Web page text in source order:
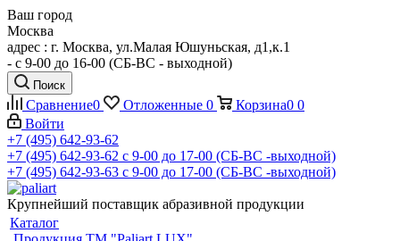
Ваш город
Москва
адрес : г. Москва, ул.Малая Юшуньская, д1,к.1
- c 9-00 до 16-00 (СБ-ВС - выходной)
Поиск
Сравнение0 Отложенные 0 Корзина0 0
Войти
+7 (495) 642-93-62
+7 (495) 642-93-62 c 9-00 до 17-00 (СБ-ВС -выходной)
+7 (495) 642-93-63 c 9-00 до 17-00 (СБ-ВС -выходной)
Крупнейший поставщик абразивной продукции
Каталог